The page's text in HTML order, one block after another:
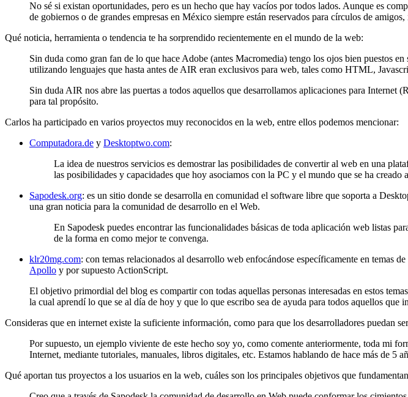
No sé si existan oportunidades, pero es un hecho que hay vacíos por todos lados. Aunque es
de gobiernos o de grandes empresas en México siempre están reservados para círculos de
Qué noticia, herramienta o tendencia te ha sorprendido recientemente en el mundo de la web:
Sin duda como gran fan de lo que hace Adobe (antes Macromedia) tengo los ojos bien puestos
utilizando lenguajes que hasta antes de AIR eran exclusivos para web, tales como HTML,
Sin duda AIR nos abre las puertas a todos aquellos que desarrollamos aplicaciones para
para tal propósito.
Carlos ha participado en varios proyectos muy reconocidos en la web, entre ellos podemos mencionar:
Computadora.de y Desktoptwo.com:
La idea de nuestros servicios es demostrar las posibilidades de convertir al web en una
las posibilidades y capacidades que hoy asociamos con la PC y el mundo que se ha creado
Sapodesk.org: es un sitio donde se desarrolla en comunidad el software libre que soporta a
una gran noticia para la comunidad de desarrollo en el Web.
En Sapodesk puedes encontrar las funcionalidades básicas de toda aplicación web listas
de la forma en como mejor te convenga.
klr20mg.com: con temas relacionados al desarrollo web enfocándose específicamente en temas
Apollo y por supuesto ActionScript.
El objetivo primordial del blog es compartir con todas aquellas personas interesadas en estos
la cual aprendí lo que se al día de hoy y que lo que escribo sea de ayuda para todos aquellos que
Consideras que en internet existe la suficiente información, como para que los desarrolladores puedan
Por supuesto, un ejemplo viviente de este hecho soy yo, como comente anteriormente, toda mi
Internet, mediante tutoriales, manuales, libros digitales, etc. Estamos hablando de hace más de
Qué aportan tus proyectos a los usuarios en la web, cuáles son los principales objetivos que